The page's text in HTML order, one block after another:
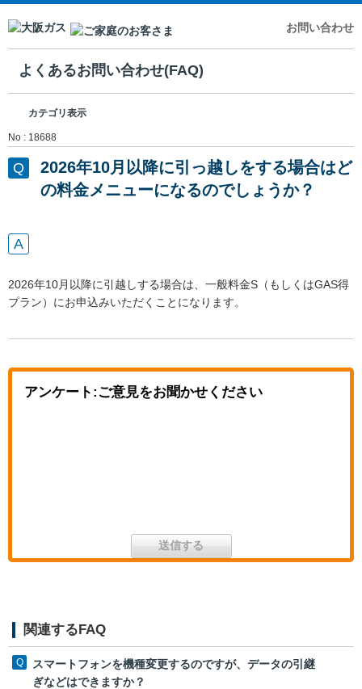
お問い合わせ
よくあるお問い合わせ(FAQ)
カテゴリ表示
No : 18688
2026年10月以降に引っ越しをする場合はど
の料金メニューになるのでしょうか？
2026年10月以降に引越しする場合は、一般料金S（もしくはGAS得
プラン）にお申込みいただくことになります。
アンケート:ご意見をお聞かせください
関連するFAQ
スマートフォンを機種変更するのですが、データの引継
ぎなどはできますか？